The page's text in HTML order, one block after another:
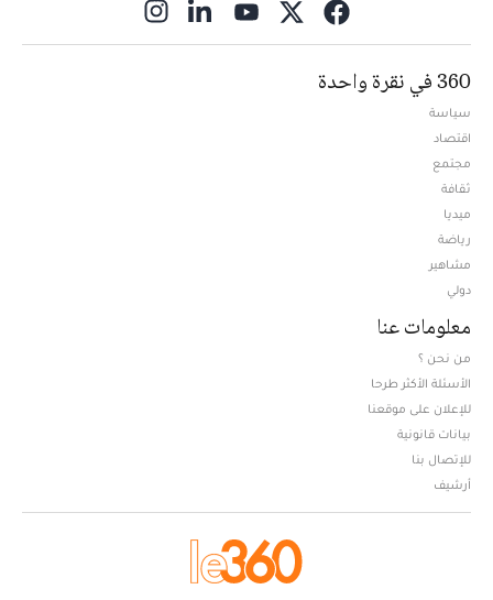
360 في نقرة واحدة
سياسة
اقتصاد
مجتمع
ثقافة
ميديا
رياضة
مشاهير
دولي
معلومات عنا
من نحن ؟
الأسئلة الأكثر طرحا
للإعلان على موقعنا
بيانات قانونية
للإتصال بنا
أرشيف